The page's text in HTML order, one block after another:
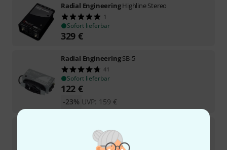
Radial EngineeringHighline Stereo
1
Sofort lieferbar
329 €
Radial EngineeringSB-5
41
Sofort lieferbar
122 €
UVP: 159 €
-23%
Sofort lieferbar